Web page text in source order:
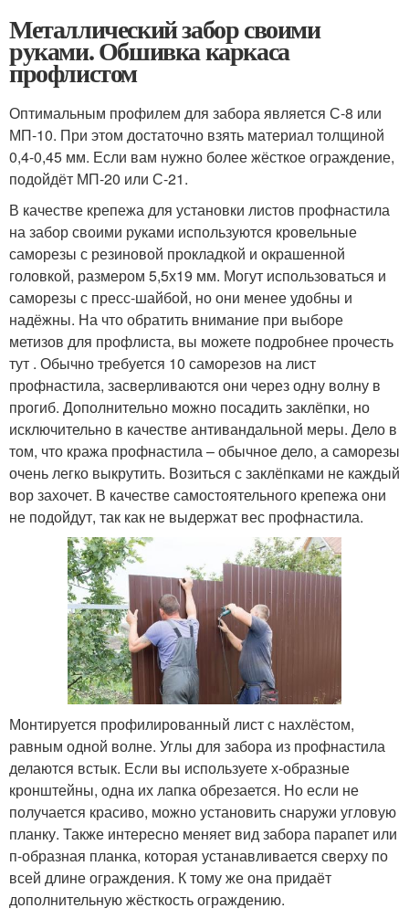
Металлический забор своими
руками. Обшивка каркаса
профлистом
Оптимальным профилем для забора является С-8 или
МП-10. При этом достаточно взять материал толщиной
0,4-0,45 мм. Если вам нужно более жёсткое ограждение,
подойдёт МП-20 или С-21.
В качестве крепежа для установки листов профнастила
на забор своими руками используются кровельные
саморезы с резиновой прокладкой и окрашенной
головкой, размером 5,5х19 мм. Могут использоваться и
саморезы с пресс-шайбой, но они менее удобны и
надёжны. На что обратить внимание при выборе
метизов для профлиста, вы можете подробнее прочесть
тут . Обычно требуется 10 саморезов на лист
профнастила, засверливаются они через одну волну в
прогиб. Дополнительно можно посадить заклёпки, но
исключительно в качестве антивандальной меры. Дело в
том, что кража профнастила – обычное дело, а саморезы
очень легко выкрутить. Возиться с заклёпками не каждый
вор захочет. В качестве самостоятельного крепежа они
не подойдут, так как не выдержат вес профнастила.
Монтируется профилированный лист с нахлёстом,
равным одной волне. Углы для забора из профнастила
делаются встык. Если вы используете х-образные
кронштейны, одна их лапка обрезается. Но если не
получается красиво, можно установить снаружи угловую
планку. Также интересно меняет вид забора парапет или
п-образная планка, которая устанавливается сверху по
всей длине ограждения. К тому же она придаёт
дополнительную жёсткость ограждению.